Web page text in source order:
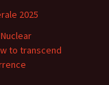
2025
to transcend